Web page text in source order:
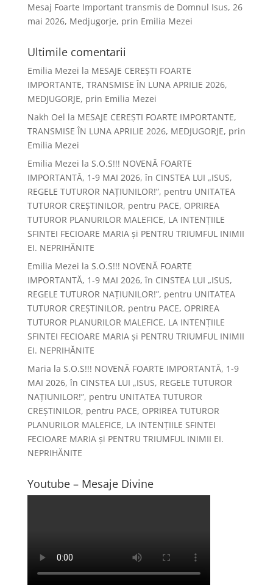
Mesaj Foarte Important transmis de Domnul Isus, 26
mai 2026, Medjugorje, prin Emilia Mezei
Ultimile comentarii
Emilia Mezei la MESAJE CEREȘTI FOARTE
IMPORTANTE, TRANSMISE ÎN LUNA APRILIE 2026,
MEDJUGORJE, prin Emilia Mezei
Nakh Oel la MESAJE CEREȘTI FOARTE IMPORTANTE,
TRANSMISE ÎN LUNA APRILIE 2026, MEDJUGORJE, prin
Emilia Mezei
Emilia Mezei la S.O.S!!! NOVENĂ FOARTE
IMPORTANTĂ, 1-9 MAI 2026, în CINSTEA LUI „ISUS,
REGELE TUTUROR NAȚIUNILOR!”, pentru UNITATEA
TUTUROR CREȘTINILOR, pentru PACE, OPRIREA
TUTUROR PLANURILOR MALEFICE, LA INTENȚIILE
SFINTEI FECIOARE MARIA și PENTRU TRIUMFUL INIMII
EI. NEPRIHĂNITE
Emilia Mezei la S.O.S!!! NOVENĂ FOARTE
IMPORTANTĂ, 1-9 MAI 2026, în CINSTEA LUI „ISUS,
REGELE TUTUROR NAȚIUNILOR!”, pentru UNITATEA
TUTUROR CREȘTINILOR, pentru PACE, OPRIREA
TUTUROR PLANURILOR MALEFICE, LA INTENȚIILE
SFINTEI FECIOARE MARIA și PENTRU TRIUMFUL INIMII
EI. NEPRIHĂNITE
Maria la S.O.S!!! NOVENĂ FOARTE IMPORTANTĂ, 1-9
MAI 2026, în CINSTEA LUI „ISUS, REGELE TUTUROR
NAȚIUNILOR!”, pentru UNITATEA TUTUROR
CREȘTINILOR, pentru PACE, OPRIREA TUTUROR
PLANURILOR MALEFICE, LA INTENȚIILE SFINTEI
FECIOARE MARIA și PENTRU TRIUMFUL INIMII EI.
NEPRIHĂNITE
Youtube – Mesaje Divine